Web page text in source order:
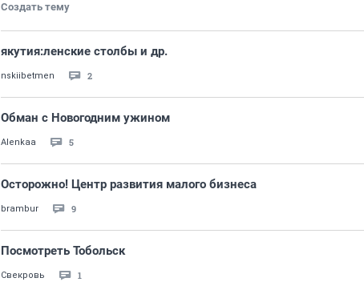
Создать тему
якутия:ленские столбы и др.
nskiibetmen 2
Обман с Новогодним ужином
Alenkaa 5
Осторожно! Центр развития малого бизнеса
brambur 9
Посмотреть Тобольск
Свекровь 1